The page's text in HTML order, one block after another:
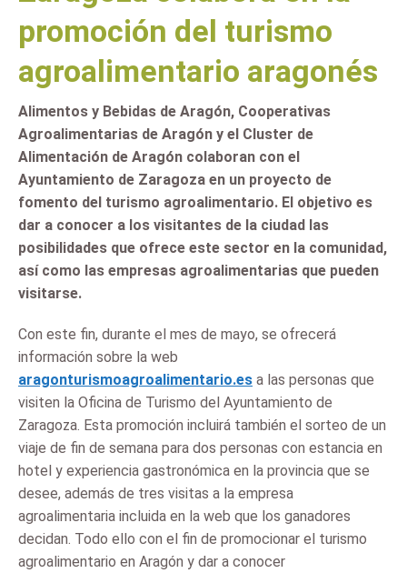
promoción del turismo
agroalimentario aragonés
Alimentos y Bebidas de Aragón, Cooperativas
Agroalimentarias de Aragón y el Cluster de
Alimentación de Aragón colaboran con el
Ayuntamiento de Zaragoza en un proyecto de
fomento del turismo agroalimentario. El objetivo es
dar a conocer a los visitantes de la ciudad las
posibilidades que ofrece este sector en la comunidad,
así como las empresas agroalimentarias que pueden
visitarse.
Con este fin, durante el mes de mayo, se ofrecerá
información sobre la web
aragonturismoagroalimentario.es a las personas que
visiten la Oficina de Turismo del Ayuntamiento de
Zaragoza. Esta promoción incluirá también el sorteo de un
viaje de fin de semana para dos personas con estancia en
hotel y experiencia gastronómica en la provincia que se
desee, además de tres visitas a la empresa
agroalimentaria incluida en la web que los ganadores
decidan. Todo ello con el fin de promocionar el turismo
agroalimentario en Aragón y dar a conocer